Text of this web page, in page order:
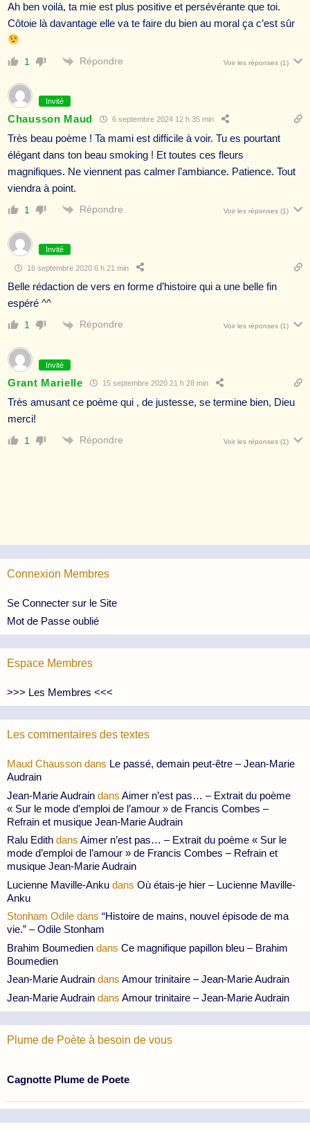
Ah ben voilà, ta mie est plus positive et persévérante que toi.
Côtoie là davantage elle va te faire du bien au moral ça c’est sûr
1 Répondre Voir les réponses (1)
Invité
Chausson Maud 6 septembre 2024 12 h 35 min
Très beau poème ! Ta mami est difficile à voir. Tu es pourtant
élégant dans ton beau smoking ! Et toutes ces fleurs
magnifiques. Ne viennent pas calmer l’ambiance. Patience. Tout
viendra à point.
1 Répondre Voir les réponses (1)
Invité
16 septembre 2020 6 h 21 min
Belle rédaction de vers en forme d’histoire qui a une belle fin
espéré ^^
1 Répondre Voir les réponses (1)
Invité
Grant Marielle 15 septembre 2020 21 h 28 min
Très amusant ce poème qui , de justesse, se termine bien, Dieu
merci!
1 Répondre Voir les réponses (1)
Connexion Membres
Se Connecter sur le Site
Mot de Passe oublié
Espace Membres
>>> Les Membres <<<
Les commentaires des textes
Maud Chausson dans Le passé, demain peut-être – Jean-Marie
Audrain
Jean-Marie Audrain dans Aimer n’est pas… – Extrait du poème
« Sur le mode d’emploi de l’amour » de Francis Combes –
Refrain et musique Jean-Marie Audrain
Ralu Edith dans Aimer n’est pas… – Extrait du poème « Sur le
mode d’emploi de l’amour » de Francis Combes – Refrain et
musique Jean-Marie Audrain
Lucienne Maville-Anku dans Où étais-je hier – Lucienne Maville-
Anku
Stonham Odile dans “Histoire de mains, nouvel épisode de ma
vie.” – Odile Stonham
Brahim Boumedien dans Ce magnifique papillon bleu – Brahim
Boumedien
Jean-Marie Audrain dans Amour trinitaire – Jean-Marie Audrain
Jean-Marie Audrain dans Amour trinitaire – Jean-Marie Audrain
Plume de Poète à besoin de vous
Cagnotte Plume de Poete